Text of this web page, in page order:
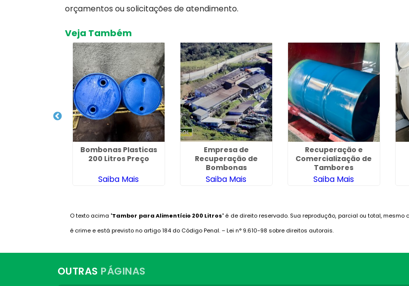
orçamentos ou solicitações de atendimento.
Veja Também
Bombonas Plasticas
200 Litros Preço
Saiba Mais
Empresa de
Recuperação de
Bombonas
Saiba Mais
Recuperação e
Comercialização de
Tambores
Saiba Mais
O texto acima "Tambor para Alimentício 200 Litros" é de direito reservado. Sua reprodução, parcial ou total,
é crime e está previsto no artigo 184 do Código Penal. –Lei n° 9.610-98 sobre direitos autorais.
OUTRAS PÁGINAS